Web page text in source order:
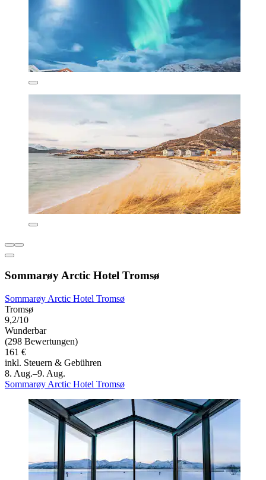
Sommarøy Arctic Hotel Tromsø
Sommarøy Arctic Hotel Tromsø
Tromsø
9,2/10
Wunderbar
(298 Bewertungen)
161 €
inkl. Steuern & Gebühren
8. Aug.–9. Aug.
Sommarøy Arctic Hotel Tromsø